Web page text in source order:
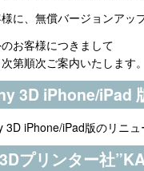
に、無償バージョンアッ
お客様につきまして
第順次ご案内いたします
3D iPhone/iPad
3D iPhone/iPad版のリニュ
プリンター社